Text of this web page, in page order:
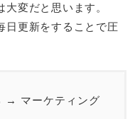
変だと思います。
日更新をすることで圧
→ マーケティング